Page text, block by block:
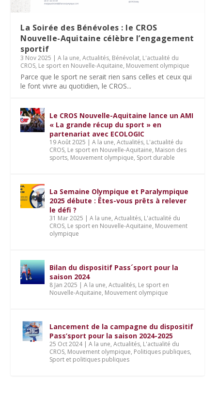
La Soirée des Bénévoles : le CROS
Nouvelle-Aquitaine célèbre l’engagement
sportif
3 Nov 2025 |A la une,Actualités, Bénévolat, L'actualité du
CROS, Le sport en Nouvelle-Aquitaine, Mouvement olympique
Parce que le sport ne serait rien sans celles et ceux qui
le font vivre au quotidien, le CROS...
Le CROS Nouvelle-Aquitaine lance un AMI
« La grande récup du sport » en
partenariat avec ECOLOGIC
19 Août 2025 |A la une,Actualités, L'actualité du
CROS, Le sport en Nouvelle-Aquitaine, Maison des
sports, Mouvement olympique, Sport durable
La Semaine Olympique et Paralympique
2025 débute : Êtes-vous prêts à relever
le défi ?
31 Mar 2025 |A la une,Actualités, L'actualité du
CROS, Le sport en Nouvelle-Aquitaine, Mouvement
olympique
Bilan du dispositif Pass´sport pour la
saison 2024
8 Jan 2025 |A la une,Actualités, Le sport en
Nouvelle-Aquitaine, Mouvement olympique
Lancement de la campagne du dispositif
Pass’sport pour la saison 2024-2025
25 Oct 2024|A la une,Actualités, L'actualité du
CROS, Mouvement olympique, Politiques publiques,
Sport et politiques publiques